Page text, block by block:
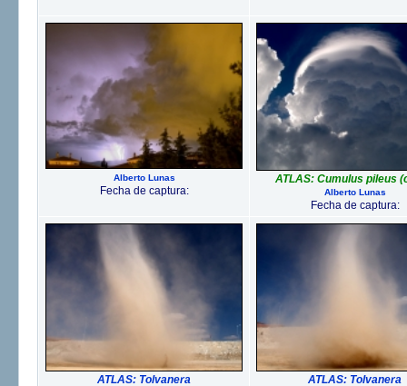
Alberto Lunas
Fecha de captura:
ATLAS: Cumulus pileus
Alberto Lunas
Fecha de captura:
ATLAS: Tolvanera ATLAS: Tolvanera